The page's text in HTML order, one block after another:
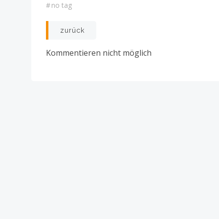
#no tag
Post
navigation
zurück
Kommentieren nicht möglich